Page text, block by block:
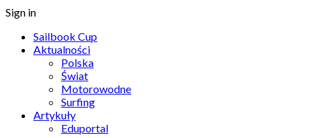
Sign in
Sailbook Cup
Aktualności
Polska
Świat
Motorowodne
Surfing
Artykuły
Eduportal